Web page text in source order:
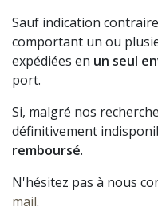
Sauf indication
comportant un ou
expédiées en un seul
port.
Si, malgré nos
définitivement
remboursé.
N'hésitez pas à nous
mail.